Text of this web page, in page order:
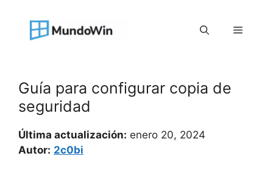
contenido
Menú
Guía para configurar copia de
seguridad
Última actualización: enero 20, 2024
Autor: 2c0bi